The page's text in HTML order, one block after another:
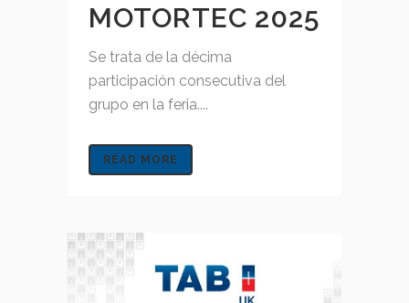
MOTORTEC 2025
Se trata de la décima
participación consecutiva del
grupo en la feria....
READ MORE